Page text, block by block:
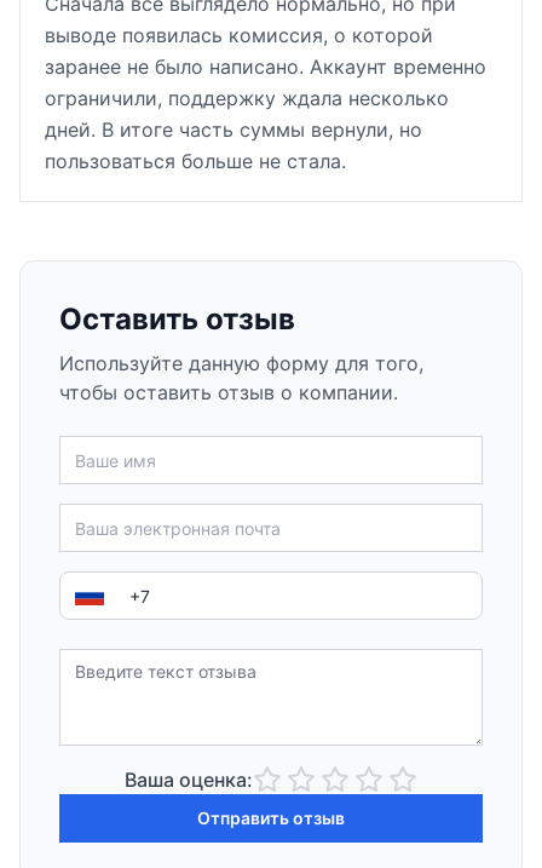
выводе появилась комиссия, о которой
заранее не было написано. Аккаунт временно
ограничили, поддержку ждала несколько
дней. В итоге часть суммы вернули, но
пользоваться больше не стала.
Оставить отзыв
Используйте данную форму для того,
чтобы оставить отзыв о компании.
Ваша оценка:
Отправить отзыв